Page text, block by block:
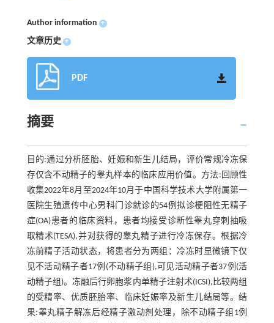
Author information +
文章历史 +
PDF
摘要
目的:通过分析胚胎、妊娠和新生儿结局，评价常规冷冻保
存仅含不动精子的睾丸样本的临床应用价值。方法:回顾性
收集2022年8月至2024年10月于中国科学技术大学附属第一
医院生殖遗传中心男科门诊就诊的54例拟诊梗阻性无精子
症(OA)患者的临床资料，患者均接受诊断性睾丸穿刺抽吸
取精术(TESA),并对获得的睾丸精子进行冷冻保存。根据冷
冻前精子活动状态，将患者分为两组：冷冻时显微镜下仅
见不活动精子者17例(不动精子组),可见活动精子者37例(活
动精子组)。冻融后行卵胞浆内单精子注射术(ICSI),比较两组
的受精率、优质胚胎率、临床妊娠率及新生儿结局等。结
果:睾丸精子解冻后经精子激动剂处理，除不动精子组1例